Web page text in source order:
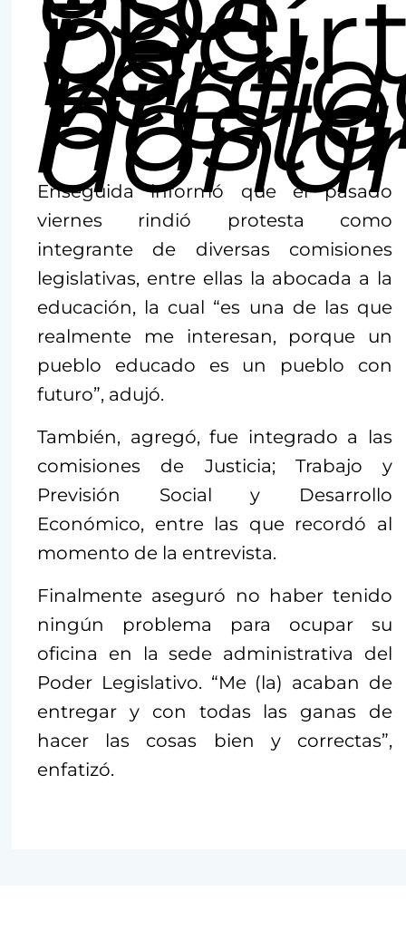
La
hasta
Enseguida informó que el pasado
viernes rindió protesta como
integrante de diversas comisiones
legislativas, entre ellas la abocada a la
educación, la cual “es una de las que
realmente me interesan, porque un
pueblo educado es un pueblo con
futuro”, adujó.
También, agregó, fue integrado a las
comisiones de Justicia; Trabajo y
Previsión Social y Desarrollo
Económico, entre las que recordó al
momento de la entrevista.
Finalmente aseguró no haber tenido
ningún problema para ocupar su
oficina en la sede administrativa del
Poder Legislativo. “Me (la) acaban de
entregar y con todas las ganas de
hacer las cosas bien y correctas”,
enfatizó.